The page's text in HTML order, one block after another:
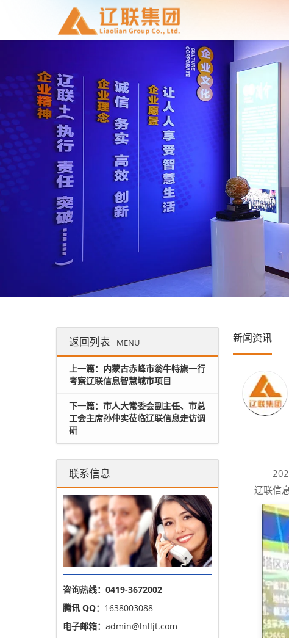
新闻资讯
辽联信
返回列表 MENU
上一篇：内蒙古赤峰市翁牛特旗一行
考察辽联信息智慧城市项目
下一篇：市人大常委会副主任、市总
工会主席孙仲实莅临辽联信息走访调
研
联系信息
咨询热线：0419-3672002
腾讯 QQ： 1638003088
电子邮箱： admin@lnlljt.com